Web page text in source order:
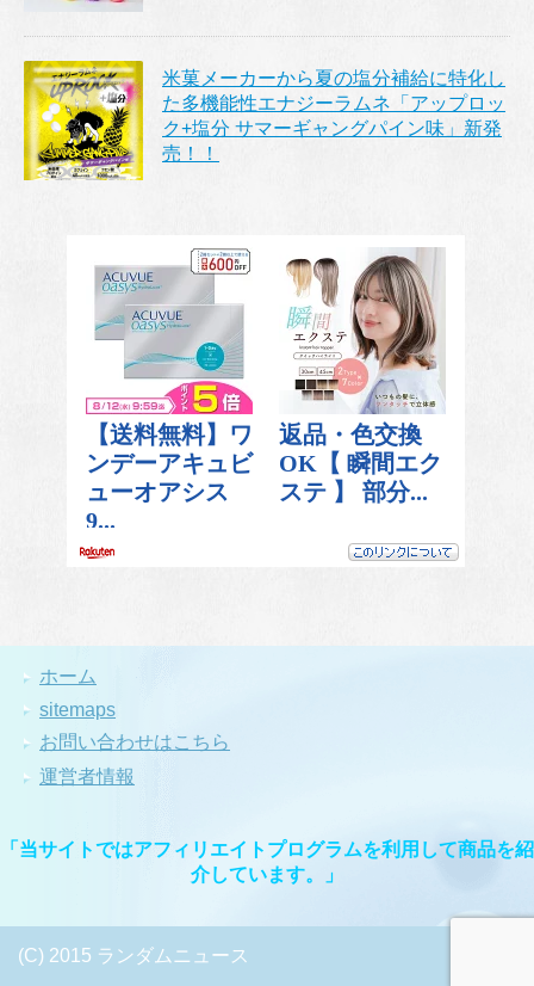
米菓メーカーから夏の塩分補給に特化し
た多機能性エナジーラムネ「アップロッ
ク+塩分 サマーギャングパイン味」新発
売！！
ホーム
sitemaps
お問い合わせはこちら
運営者情報
「当サイトではアフィリエイトプログラムを利用して商品を紹
介しています。」
(C) 2015 ランダムニュース